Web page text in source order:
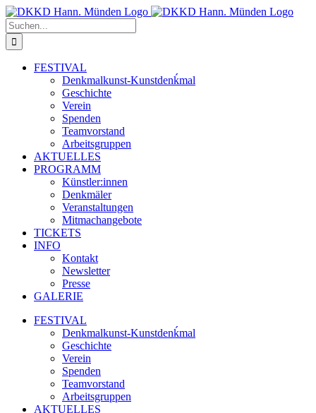
Zum
Inhalt
springen
Suche
nach:
FESTIVAL
Denkmalkunst-Kunstdenḱmal
Geschichte
Verein
Spenden
Teamvorstand
Arbeitsgruppen
AKTUELLES
PROGRAMM
Künstler:innen
Denkmäler
Veranstaltungen
Mitmachangebote
TICKETS
INFO
Kontakt
Newsletter
Presse
GALERIE
FESTIVAL
Denkmalkunst-Kunstdenḱmal
Geschichte
Verein
Spenden
Teamvorstand
Arbeitsgruppen
AKTUELLES